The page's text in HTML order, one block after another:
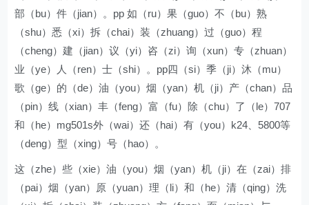
部（bu）件（jian）。pp 如（ru）果（guo）不（bu）熟
（shu）悉（xi）拆（chai）装（zhuang）过（guo）程
（cheng）建（jian）议（yi）咨（zi）询（xun）专（zhuan）
业（ye）人（ren）士（shi）。pp四（si）季（ji）沐（mu）
歌（ge）的（de）油（you）烟（yan）机（ji）产（chan）品
（pin）线（xian）丰（feng）富（fu）除（chu）了（le）707
和（he）mg501s外（wai）还（hai）有（you）k24、5800等
（deng）型（xing）号（hao）。
这（zhe）些（xie）油（you）烟（yan）机（ji）在（zai）排
（pai）烟（yan）原（yuan）理（li）和（he）清（qing）洗